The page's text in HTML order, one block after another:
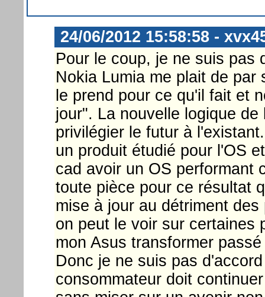
24/06/2012 15:58:58 -
Pour le coup, je ne suis pas
Nokia Lumia me plait de
le prend pour ce qu'il fait et
jour". La nouvelle logique
privilégier le futur à
un produit étudié pour l'OS
cad avoir un OS performant
toute pièce pour ce résultat
mise à jour au détriment
on peut le voir sur certaines
mon Asus transformer
Donc je ne suis pas
consommateur doit